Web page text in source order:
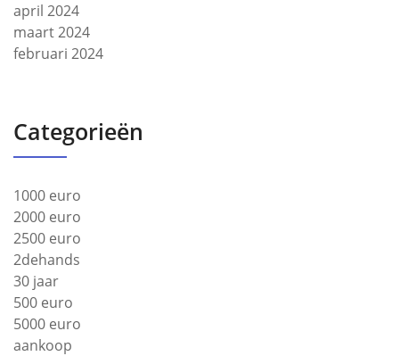
april 2024
maart 2024
februari 2024
Categorieën
1000 euro
2000 euro
2500 euro
2dehands
30 jaar
500 euro
5000 euro
aankoop